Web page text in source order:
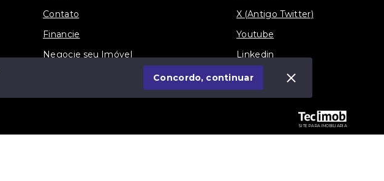
Contato
Financie
Negocie seu Imóvel
X (Antigo Twitter)
Youtube
Linkedin
Blog
SITE PARA IMOBILIARIA
Concordo, continuar